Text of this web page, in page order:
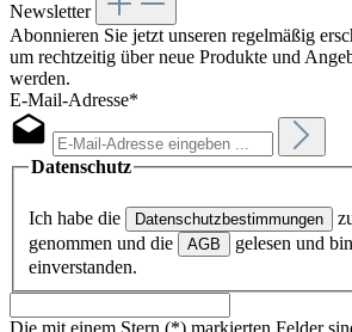
Newsletter
Abonnieren Sie jetzt unseren regelmäßig
um rechtzeitig über neue Produkte und
werden.
E-Mail-Adresse*
Datenschutz
Ich habe die Datenschutzbestimmungen
genommen und die
AGB
gelesen und
einverstanden.
Die mit einem Stern (*) markierten Felder